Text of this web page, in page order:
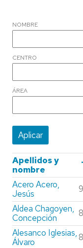
NOMBRE
CENTRO
ÁREA
Apellidos y
nombre
Acero Acero,
Jesús
Aldea Chagoyen,
Concepción
Alesanco Iglesias,
Álvaro